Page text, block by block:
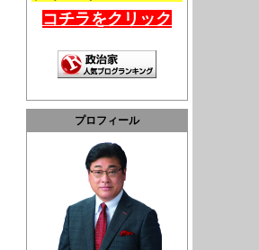
コチラをクリック
プロフィール